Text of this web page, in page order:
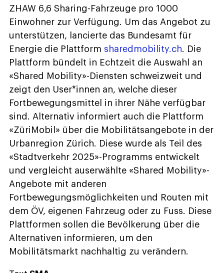
ZHAW 6,6 Sharing-Fahrzeuge pro 1000
Einwohner zur Verfügung. Um das Angebot zu
unterstützen, lancierte das Bundesamt für
Energie die Plattform sharedmobility.ch. Die
Plattform bündelt in Echtzeit die Auswahl an
«Shared Mobility»-Diensten schweizweit und
zeigt den User*innen an, welche dieser
Fortbewegungsmittel in ihrer Nähe verfügbar
sind. Alternativ informiert auch die Plattform
«ZüriMobil» über die Mobilitätsangebote in der
Urbanregion Zürich. Diese wurde als Teil des
«Stadtverkehr 2025»-Programms entwickelt
und vergleicht auserwählte «Shared Mobility»-
Angebote mit anderen
Fortbewegungsmöglichkeiten und Routen mit
dem ÖV, eigenen Fahrzeug oder zu Fuss. Diese
Plattformen sollen die Bevölkerung über die
Alternativen informieren, um den
Mobilitätsmarkt nachhaltig zu verändern.